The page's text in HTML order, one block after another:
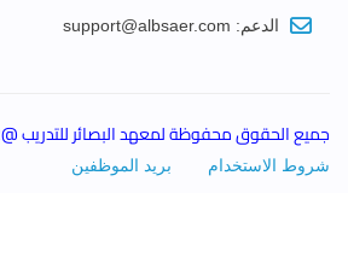
الدعم: support@albsaer.com
جميع الحقوق محفوظة لمعهد البصائر للتدريب @2022
شروط الاستخدام بريد الموظفين